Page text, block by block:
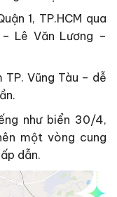
1, TP.HCM qua
Lê Văn Lương –
Vũng Tàu – dễ
như biển 30/4,
một vòng cung
dẫn.